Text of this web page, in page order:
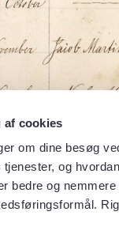
af cookies
om dine besøg
og
bedre og